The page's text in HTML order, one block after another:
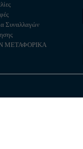
Συναλλαγών
ΜΕΤΑΦΟΡΙΚΑ